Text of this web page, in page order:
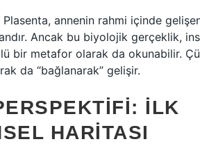
annenin rahmi içinde
Ancak bu biyolojik gerçeklik,
bir metafor olarak da okunabilir.
da “bağlanarak” gelişir.
İLK
HARITASI